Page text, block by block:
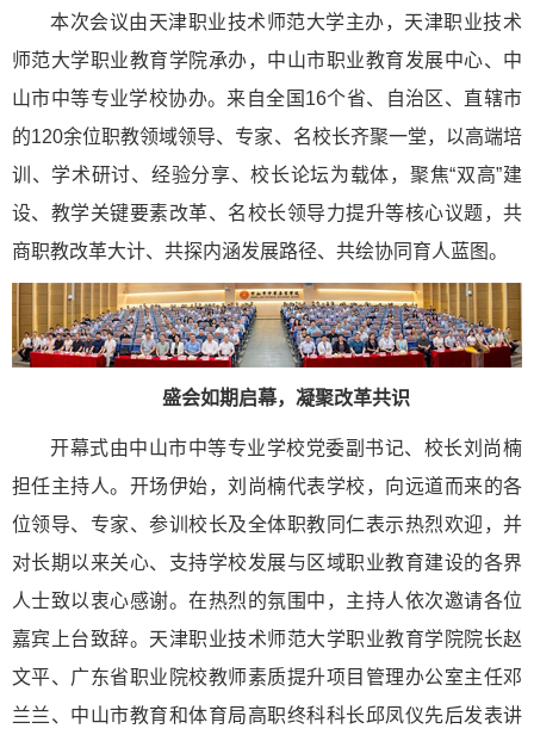
本次会议由天津职业技术师范大学主办，天津职业技术
师范大学职业教育学院承办，中山市职业教育发展中心、中
山市中等专业学校协办。来自全国16个省、自治区、直辖市
的120余位职教领域领导、专家、名校长齐聚一堂，以高端培
训、学术研讨、经验分享、校长论坛为载体，聚焦“双高”建
设、教学关键要素改革、名校长领导力提升等核心议题，共
商职教改革大计、共探内涵发展路径、共绘协同育人蓝图。
盛会如期启幕，凝聚改革共识
开幕式由中山市中等专业学校党委副书记、校长刘尚楠
担任主持人。开场伊始，刘尚楠代表学校，向远道而来的各
位领导、专家、参训校长及全体职教同仁表示热烈欢迎，并
对长期以来关心、支持学校发展与区域职业教育建设的各界
人士致以衷心感谢。在热烈的氛围中，主持人依次邀请各位
嘉宾上台致辞。天津职业技术师范大学职业教育学院院长赵
文平、广东省职业院校教师素质提升项目管理办公室主任邓
兰兰、中山市教育和体育局高职终科科长邱凤仪先后发表讲